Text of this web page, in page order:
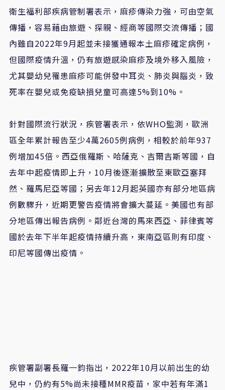
衛生福利部疾病管制署表示，麻疹傳染力強，可由空氣
傳播，容易藉由旅遊、探親、經商等國際交流傳播；國
內雖自2022年9月起並未接獲通報本土麻疹確定病例，
但國際疫情升溫，仍有旅遊感染麻疹及境外移入風險，
尤其嬰幼兒罹患麻疹可能併發中耳炎、肺炎與腦炎，致
死率在嬰兒或免疫缺損兒童可高達5%到10%。
針對國際流行狀況，疾管署表示，依WHO監測，歐洲
區全年累計報告至少4萬2605例病例，相較於前年937
例增加45倍。西亞俄羅斯、哈薩克、吉爾吉斯等國，自
去年中起疫情即上升，10月後逐漸擴散至東歐亞塞拜
然、羅馬尼亞等國；另去年12月起英國亦有部分地區病
例數驟升，近期更警告疫情將會擴大蔓延。美國也有部
分地區傳出報告病例。鄰近台灣的馬來西亞、菲律賓等
國於去年下半年起疫情持續升高，東南亞區則有印度、
印尼等國傳出疫情。
疾管署副署長羅一鈞指出，2022年10月以前出生的幼
兒中，仍約有5%尚未接種MMR疫苗，家中若有年滿1